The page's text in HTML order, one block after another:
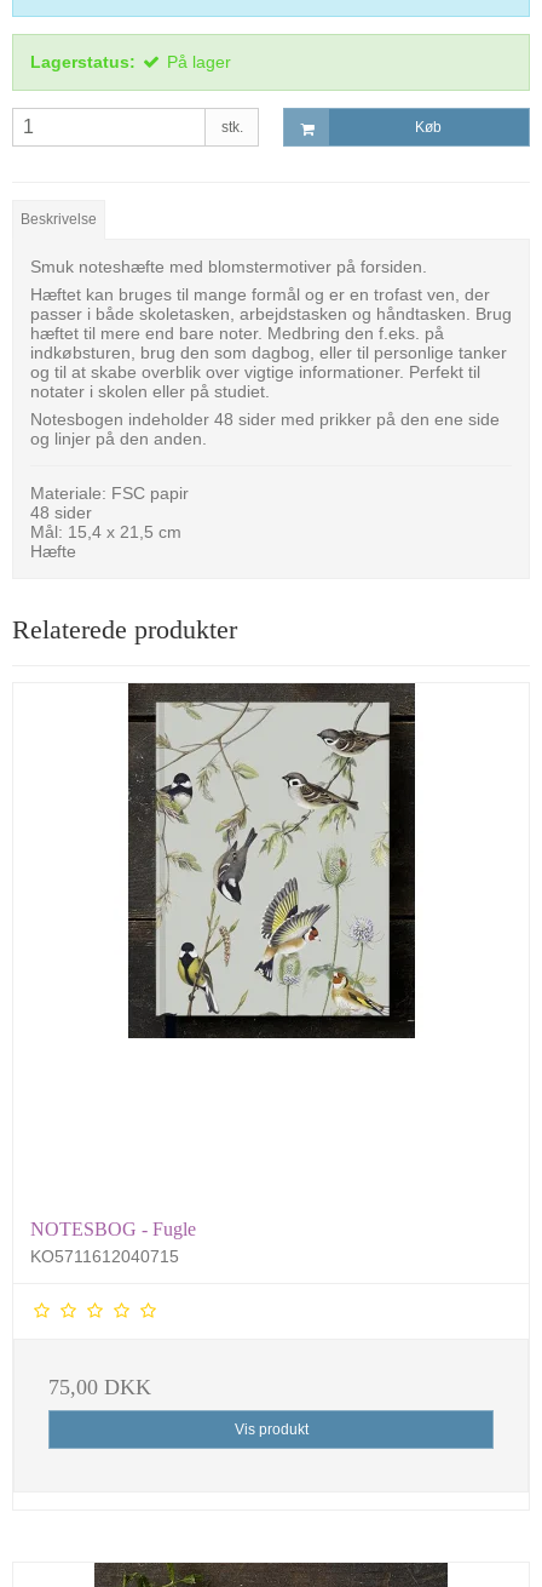
Lagerstatus: På lager
stk. Køb
Beskrivelse
Smuk noteshæfte med blomstermotiver på forsiden.
Hæftet kan bruges til mange formål og er en trofast ven, der
passer i både skoletasken, arbejdstasken og håndtasken. Brug
hæftet til mere end bare noter. Medbring den f.eks. på
indkøbsturen, brug den som dagbog, eller til personlige tanker
og til at skabe overblik over vigtige informationer. Perfekt til
notater i skolen eller på studiet.
Notesbogen indeholder 48 sider med prikker på den ene side
og linjer på den anden.
Materiale: FSC papir
48 sider
Mål: 15,4 x 21,5 cm
Hæfte
Relaterede produkter
NOTESBOG - Fugle
KO5711612040715
75,00 DKK
Vis produkt